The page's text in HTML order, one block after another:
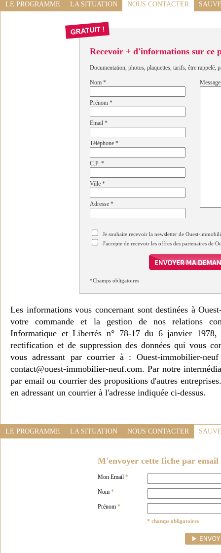
LE PROGRAMME LA SITUATION NOUS CONTACTER
Recevoir + d'informations sur ce
Documentation, photos, plaquettes, tarifs, être rappelé,
Nom *
Prénom *
Email *
Téléphone *
C.P. *
Ville *
Adresse *
Message
Je souhaite recevoir la newsletter de Ouest-
J'accepte de recevoir les offres des partenaires de
*Champs obligatoires
Les informations vous concernant sont destinées à
votre commande et la gestion de nos relations
Informatique et Libertés n° 78-17 du 6 janvier 1978,
rectification et de suppression des données qui vous
vous adressant par courrier à : Ouest-immobilier-
contact@ouest-immobilier-neuf.com. Par notre
par email ou courrier des propositions d'autres
en adressant un courrier à l'adresse indiquée ci-dessus.
LE PROGRAMME LA SITUATION NOUS CONTACTER
M'envoyer cette fiche par email
Mon Email *
Nom *
Prénom *
* champs obligatoires